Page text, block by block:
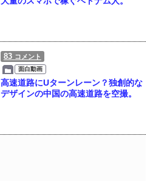
83 コメント
面白動画
高速道路にUターンレーン？独創的な
デザインの中国の高速道路を空撮。